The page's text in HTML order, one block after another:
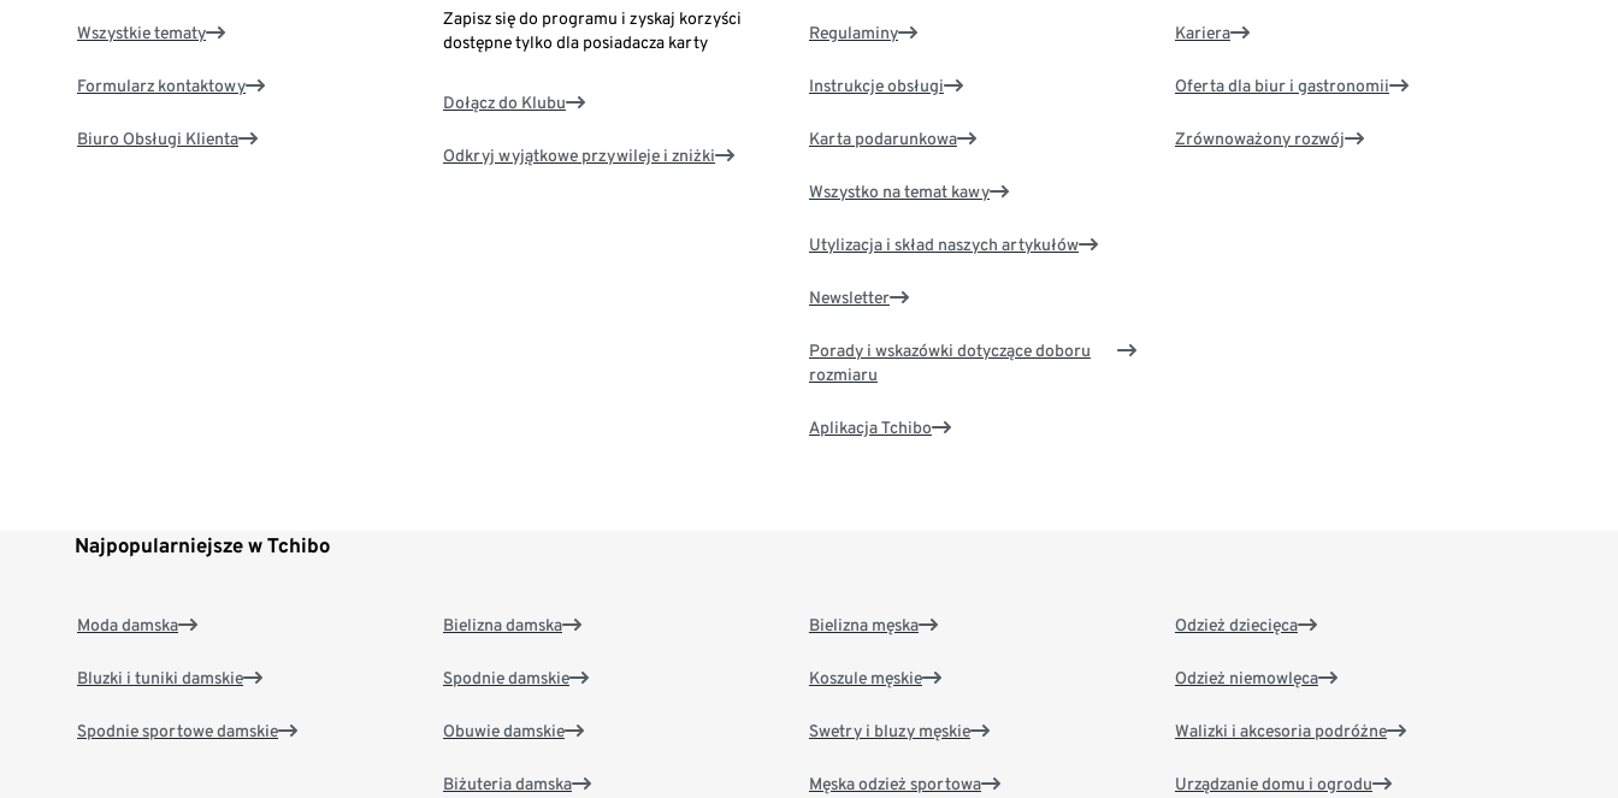
Wszystkie tematy
Formularz kontaktowy
Biuro Obsługi Klienta
Zapisz się do programu i zyskaj korzyści
dostępne tylko dla posiadacza karty
Dołącz do Klubu
Odkryj wyjątkowe przywileje i zniżki
Regulaminy
Instrukcje obsługi
Karta podarunkowa
Wszystko na temat kawy
Utylizacja i skład naszych artykułów
Newsletter
Porady i wskazówki dotyczące doboru
rozmiaru
Aplikacja Tchibo
Kariera
Oferta dla biur i gastronomii
Zrównoważony rozwój
Najpopularniejsze w Tchibo
Moda damska
Bluzki i tuniki damskie
Spodnie sportowe damskie
Bielizna damska
Spodnie damskie
Obuwie damskie
Biżuteria damska
Bielizna męska
Koszule męskie
Swetry i bluzy męskie
Męska odzież sportowa
Odzież dziecięca
Odzież niemowlęca
Walizki i akcesoria podróżne
Urządzanie domu i ogrodu